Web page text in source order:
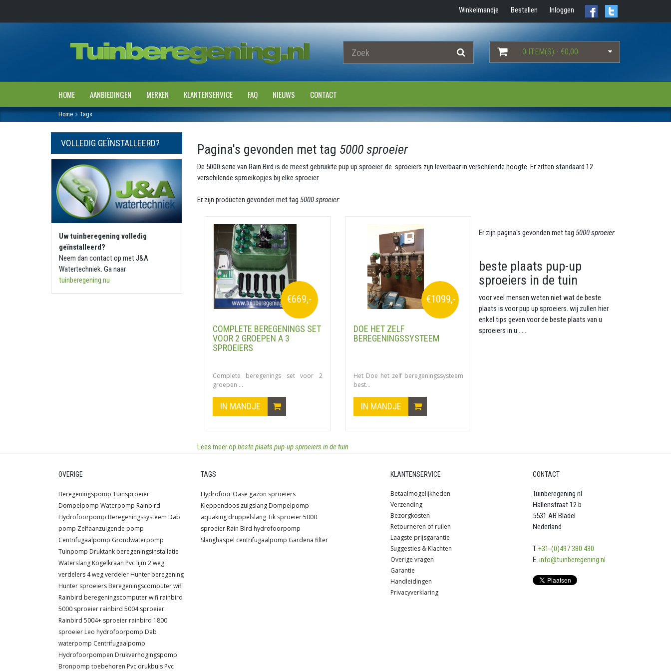
Winkelmandje Bestellen Inloggen
0 ITEM(S) - €0,00
HOME AANBIEDINGEN MERKEN KLANTENSERVICE FAQ NIEUWS CONTACT
Home Tags
VOLLEDIG GEÏNSTALLEERD?
Uw tuinberegening volledig
geïnstalleerd?
Neem dan contact op met J&A
Watertechniek. Ga naar
tuinberegening.nu
Pagina's gevonden met tag 5000 sproeier
De 5000 serie van ​Rain Bird is de meest gebruikte pup up sproeier. de sproeiers zijn leverbaar in verschilende hoogte. Er zitten standaard 12
verschilende sproeikopjes bij elke sproeier.
Er zijn producten gevonden met tag 5000 sproeier:
€669,-
COMPLETE BEREGENINGS SET
VOOR 2 GROEPEN A 3
SPROEIERS
Complete beregenings set voor 2
groepen ...
IN MANDJE
€1099,-
DOE HET ZELF
BEREGENINGSSYSTEEM
Het Doe het zelf beregeningssysteem
best...
IN MANDJE
Er zijn pagina's gevonden met tag5000 sproeier:
beste plaats pup-up
sproeiers in de tuin
voor veel mensen weten niet wat de beste
plaats is voor pup up sproeiers. wij zullen hier
enkel tips geven voor de beste plaats van u
sproeiers in u ......
Lees meer op beste plaats pup-up sproeiers in de tuin
OVERIGE
Beregeningspomp Tuinsproeier
Dompelpomp Waterpomp Rainbird
Hydrofoorpomp Beregeningssysteem Dab
pomp Zelfaanzuigende pomp
Centrifugaalpomp Grondwaterpomp
Tuinpomp Druktank beregeningsinstallatie
Waterslang Kogelkraan Pvc lijm 2 weg
verdelers 4 weg verdeler Hunter beregening
Hunter sproeiers Beregeningscomputer wifi
Rainbird beregeningscomputer wifi rainbird
5000 sproeier rainbird 5004 sproeier
Rainbird 5004+ sproeier rainbird 1800
sproeier Leo hydrofoorpomp Dab
waterpomp Centrifugaalpomp
Hydrofoorpompen Drukverhogingspomp
Bronpomp toebehoren Pvc drukbuis Pvc
TAGS
Hydrofoor Oase gazon sproeiers
Kleppendoos zuigslang Dompelpomp
aquaking druppelslangTik sproeier5000
sproeier Rain Bird hydrofoorpomp
Slanghaspel centrifugaalpomp Gardena filter
KLANTENSERVICE
Betaalmogelijkheden
Verzending
Bezorgkosten
Retourneren of ruilen
Laagste prijsgarantie
Suggesties & Klachten
Overige vragen
Garantie
Handleidingen
Privacyverklaring
CONTACT
Tuinberegening.nl
Hallenstraat 12 b
5531 AB Bladel
Nederland
T. +31-(0)497 380 430
E. info@tuinberegening.nl